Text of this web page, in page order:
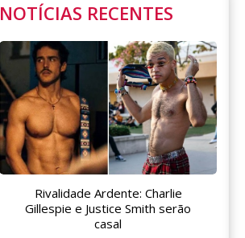
NOTÍCIAS RECENTES
Rivalidade Ardente: Charlie
Gillespie e Justice Smith serão
casal